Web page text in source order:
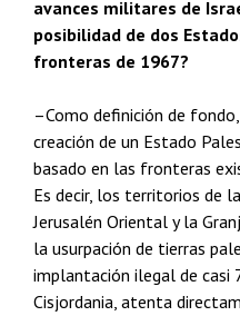
avances militares de
posibilidad de dos
fronteras de 1967?
–Como definición de
creación de un Estado
basado en las fronteras
Es decir, los territorios de
Jerusalén Oriental y la
la usurpación de tierras
implantación ilegal de casi
Cisjordania, atenta